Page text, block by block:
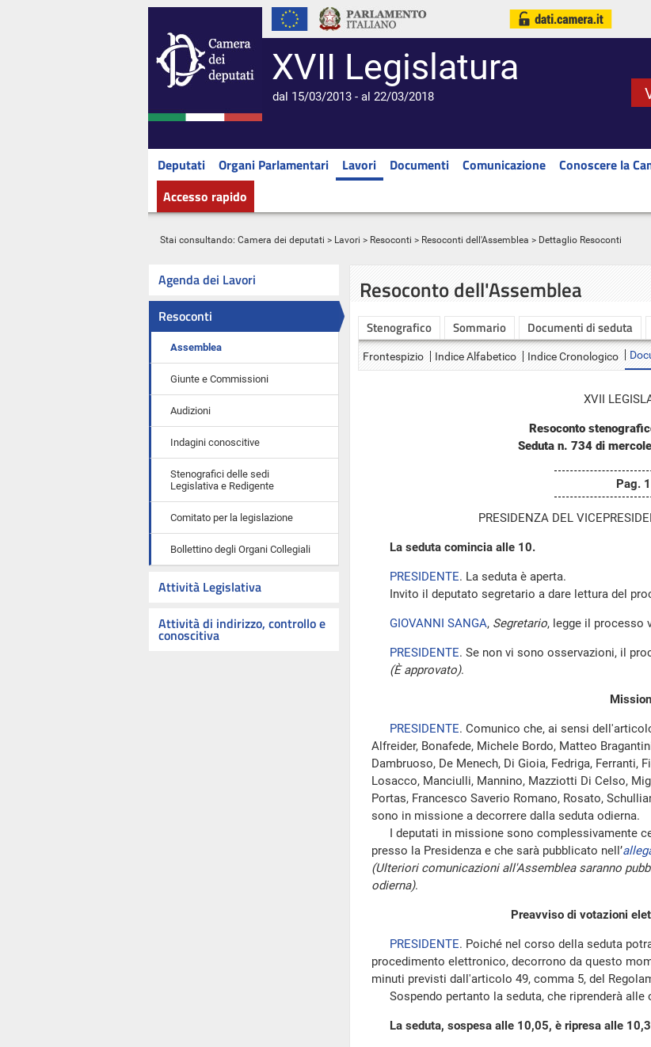
XVII Legislatura
dal 15/03/2013 - al 22/03/2018
Deputati Organi Parlamentari Lavori Documenti Comunicazione Conoscere la
Accesso rapido
Stai consultando: Camera dei deputati > Lavori > Resoconti > Resoconti dell'Assemblea > Dettaglio Resoconti
Agenda dei Lavori
Resoconti
Assemblea
Giunte e Commissioni
Audizioni
Indagini conoscitive
Stenografici delle sedi
Legislativa e Redigente
Comitato per la legislazione
Bollettino degli Organi Collegiali
Attività Legislativa
Attività di indirizzo, controllo e
conoscitiva
Resoconto dell'Assemblea
Stenografico Sommario Documenti di seduta
Frontespizio Indice Alfabetico Indice Cronologico
XVII
Resoconto
Seduta n. 734 di
Pag. 1
PRESIDENZA DEL
La seduta comincia alle 10.
PRESIDENTE. La seduta è aperta.
Invito il deputato segretario a dare lettura del
GIOVANNI SANGA, Segretario, legge il processo
PRESIDENTE. Se non vi sono osservazioni, il
(È approvato).
PRESIDENTE. Comunico che, ai sensi
Alfreider, Bonafede, Michele Bordo, Matteo
Dambruoso, De Menech, Di Gioia, Fedriga, Ferranti,
Losacco, Manciulli, Mannino, Mazziotti Di Celso,
Portas, Francesco Saverio Romano, Rosato,
sono in missione a decorrere dalla seduta odierna.
I deputati in missione sono complessivamente
presso la Presidenza e che sarà pubblicato nell’
(Ulteriori comunicazioni all'Assemblea saranno
odierna).
Preavviso di votazioni
PRESIDENTE. Poiché nel corso della seduta
procedimento elettronico, decorrono da questo
minuti previsti dall'articolo 49, comma 5, del
Sospendo pertanto la seduta, che riprenderà alle
La seduta, sospesa alle 10,05, è ripresa alle